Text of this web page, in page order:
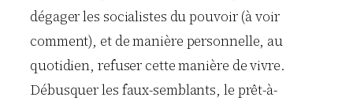
dégager les socialistes du pouvoir (à voir
comment), et de manière personnelle, au
quotidien, refuser cette manière de vivre.
Débusquer les faux-semblants, le prêt-à-